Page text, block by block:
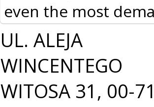
even the most
UL. ALEJA
WINCENTEGO
WITOSA 31, 00-